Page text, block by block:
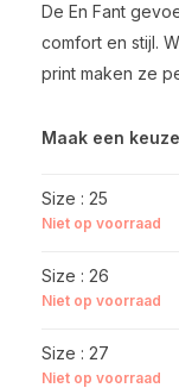
De En Fant
comfort en stijl.
print maken ze
Maak een
Size : 25
Niet op voorraad
Size : 26
Niet op voorraad
Size : 27
Niet op voorraad